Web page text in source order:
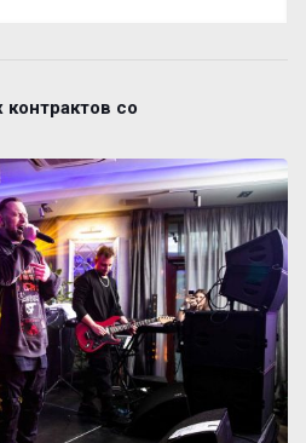
со